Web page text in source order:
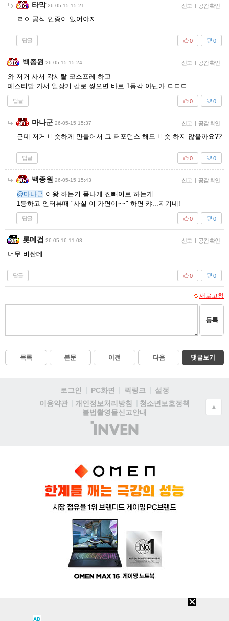
타막 26-05-15 15:21 신고 | 공감 확인
ㄹㅇ 공식 인증이 있어야지
답글 0
0
백종원 26-05-15 15:24 신고 | 공감 확인
와 저거 사서 각시탈 코스프레 하고
페스티발 가서 일장기 칼로 찢으면 바로 1등각 아닌가 ㄷㄷㄷ
답글 0
0
마나군 26-05-15 15:37 신고 | 공감 확인
근데 저거 비슷하게 만들어서 그 퍼포먼스 해도 비슷 하지 않을까요??
답글 0
0
백종원 26-05-15 15:43 신고 | 공감 확인
@마나군 이왕 하는거 폼나게 진빼이로 하는게
1등하고 인터뷰때 "사실 이 가면이~~" 하면 캬...지기네!
답글 0
0
롯데검 26-05-16 11:08 신고 | 공감 확인
너무 비싼데....
답글 0
0
새로고침
등록
목록 본문 이전 다음 댓글보기
로그인 PC화면 퀵링크
설정
이용약관
개인정보처리방침
청소년보호정책
불법촬영물신고안내
(주)
인
▲
AD